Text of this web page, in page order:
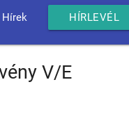
Hírek HÍRLEVÉL
V/E